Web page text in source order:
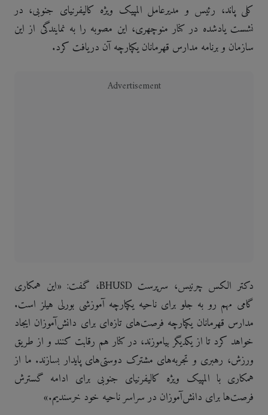
کلی پاند، رئیس و مدیرعامل المپیک ویژه کالیفرنیای جنوبی، در
نشست یادشده در کنار منوچهری، این مصوبه را به نمایندگی از این
سازمان و برنامه مدارس قهرمانان یکپارچه آن دریافت کرد.
Advertisement
دکتر الکس چرنیس، سرپرست BHUSD، گفت: «این همکاری
گامی مهم رو به جلو برای ناحیه یکپارچه آموزشی بورلی هیلز است.
مدارس قهرمانان یکپارچه فرصت‌های تازه‌ای برای دانش‌آموزان ایجاد
خواهد کرد تا از یکدیگر بیاموزند، در کنار هم رقابت کنند و از طریق
ورزش، رهبری و تجربه‌های مشترک دوستی‌های پایدار بسازند. ما از
همکاری با المپیک ویژه کالیفرنیای جنوبی برای ادامه گسترش
فرصت‌ها برای دانش‌آموزان در سراسر ناحیه خود خرسندیم.»